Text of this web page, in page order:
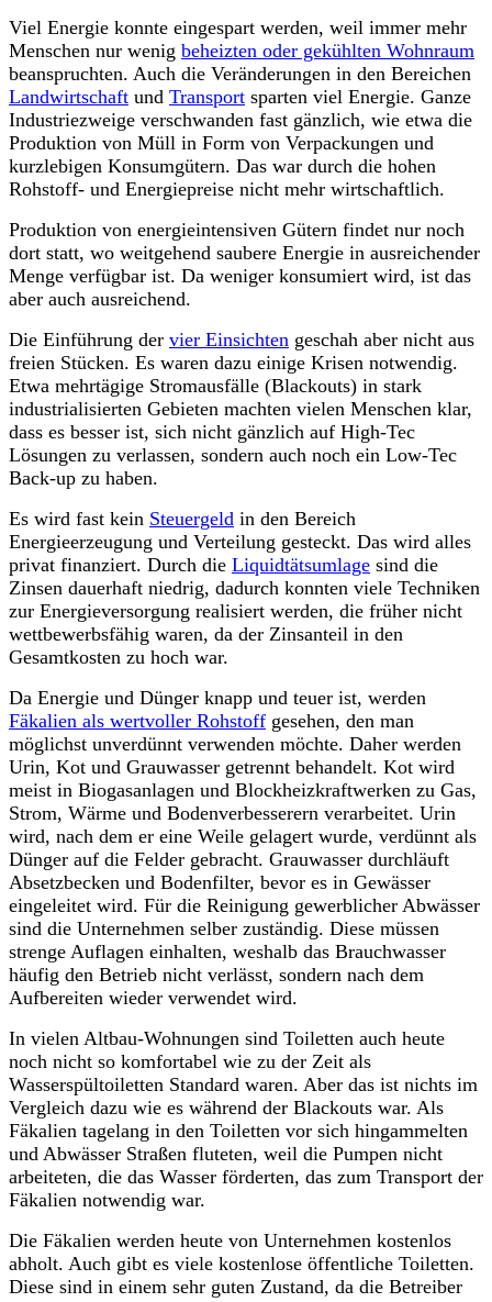
Viel Energie konnte eingespart werden, weil immer mehr
Menschen nur wenig beheizten oder gekühlten Wohnraum
beanspruchten. Auch die Veränderungen in den Bereichen
Landwirtschaft und Transport sparten viel Energie. Ganze
Industriezweige verschwanden fast gänzlich, wie etwa die
Produktion von Müll in Form von Verpackungen und
kurzlebigen Konsumgütern. Das war durch die hohen
Rohstoff- und Energiepreise nicht mehr wirtschaftlich.
Produktion von energieintensiven Gütern findet nur noch
dort statt, wo weitgehend saubere Energie in ausreichender
Menge verfügbar ist. Da weniger konsumiert wird, ist das
aber auch ausreichend.
Die Einführung der vier Einsichten geschah aber nicht aus
freien Stücken. Es waren dazu einige Krisen notwendig.
Etwa mehrtägige Stromausfälle (Blackouts) in stark
industrialisierten Gebieten machten vielen Menschen klar,
dass es besser ist, sich nicht gänzlich auf High-Tec
Lösungen zu verlassen, sondern auch noch ein Low-Tec
Back-up zu haben.
Es wird fast kein Steuergeld in den Bereich
Energieerzeugung und Verteilung gesteckt. Das wird alles
privat finanziert. Durch die Liquidtätsumlage sind die
Zinsen dauerhaft niedrig, dadurch konnten viele Techniken
zur Energieversorgung realisiert werden, die früher nicht
wettbewerbsfähig waren, da der Zinsanteil in den
Gesamtkosten zu hoch war.
Da Energie und Dünger knapp und teuer ist, werden
Fäkalien als wertvoller Rohstoff gesehen, den man
möglichst unverdünnt verwenden möchte. Daher werden
Urin, Kot und Grauwasser getrennt behandelt. Kot wird
meist in Biogasanlagen und Blockheizkraftwerken zu Gas,
Strom, Wärme und Bodenverbesserern verarbeitet. Urin
wird, nach dem er eine Weile gelagert wurde, verdünnt als
Dünger auf die Felder gebracht. Grauwasser durchläuft
Absetzbecken und Bodenfilter, bevor es in Gewässer
eingeleitet wird. Für die Reinigung gewerblicher Abwässer
sind die Unternehmen selber zuständig. Diese müssen
strenge Auflagen einhalten, weshalb das Brauchwasser
häufig den Betrieb nicht verlässt, sondern nach dem
Aufbereiten wieder verwendet wird.
In vielen Altbau-Wohnungen sind Toiletten auch heute
noch nicht so komfortabel wie zu der Zeit als
Wasserspültoiletten Standard waren. Aber das ist nichts im
Vergleich dazu wie es während der Blackouts war. Als
Fäkalien tagelang in den Toiletten vor sich hingammelten
und Abwässer Straßen fluteten, weil die Pumpen nicht
arbeiteten, die das Wasser förderten, das zum Transport der
Fäkalien notwendig war.
Die Fäkalien werden heute von Unternehmen kostenlos
abholt. Auch gibt es viele kostenlose öffentliche Toiletten.
Diese sind in einem sehr guten Zustand, da die Betreiber